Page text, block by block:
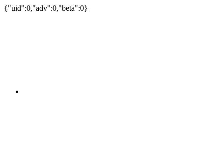
{"uid":0,"adv":0,"beta":0}